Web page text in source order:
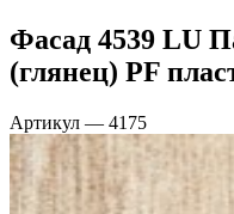
Фасад 4539 LU
(глянец) PF
Артикул — 4175